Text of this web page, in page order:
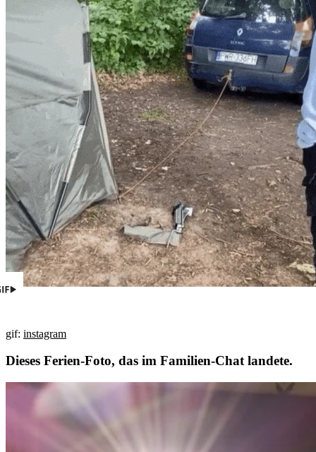
gif: instagram
Dieses Ferien-Foto, das im Familien-Chat landete.